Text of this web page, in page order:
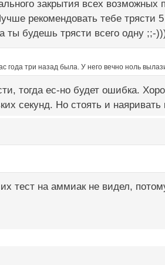
закрытия всех возможных
рекомендовать тебе трясти
ты будешь трясти всего одну ;;-
года три назад была. У него вечно ноль
тогда ес-но будет ошибка.
секунд. Но стоять и
тест на аммиак не видел,